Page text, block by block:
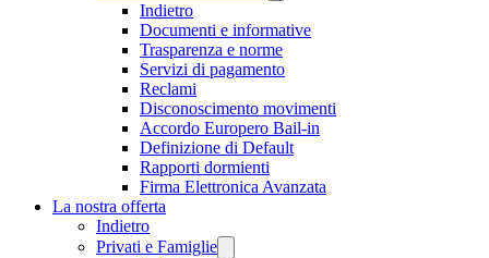
Indietro
Documenti e informative
Trasparenza e norme
Servizi di pagamento
Reclami
Disconoscimento movimenti
Accordo Europero Bail-in
Definizione di Default
Rapporti dormienti
Firma Elettronica Avanzata
La nostra offerta
Indietro
Privati e Famiglie